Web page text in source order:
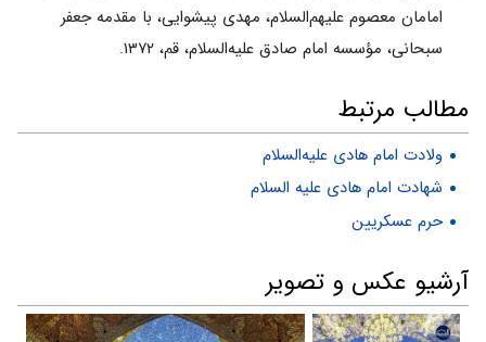
ام‍ام‍ان‌ م‍ع‍ص‍وم‌ ع‍ل‍ی‍ه‍م‌ال‍س‍لام‌، مهدی پیشوایی، با مقدمه جعفر
سبحانی، مؤسسه امام صادق علیه‌السلام، قم، ۱۳۷۲.
مطالب مرتبط
ولادت امام هادی علیه‌السلام
شهادت امام هادی علیه السلام
حرم عسکریین
آرشیو عکس و تصویر